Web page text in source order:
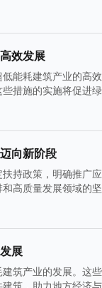
效发展
能耗建筑产业的高
措施的实施将促进
向新阶段
持政策，明确推广
高质量发展领域的
展
筑产业的发展。这